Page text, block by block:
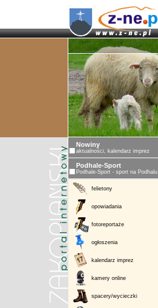
Nowiny
aktualności, kalendarz imprez
Podhale-Sport
Podhale-Sport - sport na Podhalu
felietony
opowiadania
fotoreportaże
ogłoszenia
kalendarz imprez
kamery online
spacery/wycieczki